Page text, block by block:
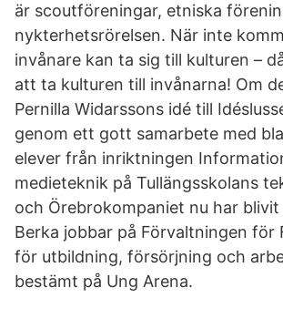
är scoutföreningar, etniska
nykterhetsrörelsen. När inte
invånare kan ta sig till kulturen –
att ta kulturen till invånarna! Om
Pernilla Widarssons idé till
genom ett gott samarbete med
elever från inriktningen
medie­teknik på Tullängs­skolans
och Örebro­kompaniet nu har
Berka jobbar på Förvaltningen för
för utbildning, försörjning och
bestämt på Ung Arena.